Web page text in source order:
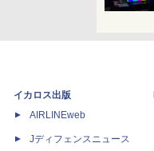
イカロス出版
AIRLINEweb
Jディフェンスニュース